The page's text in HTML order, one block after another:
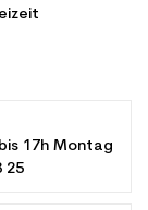
17h Montag
25